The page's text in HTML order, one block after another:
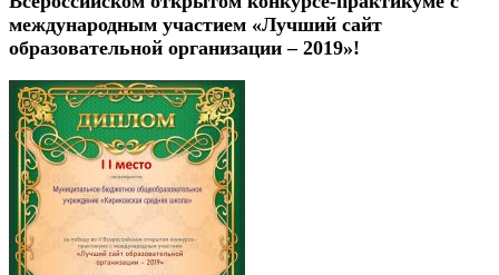
международным участием «Лучший сайт
образовательной организации – 2019»!